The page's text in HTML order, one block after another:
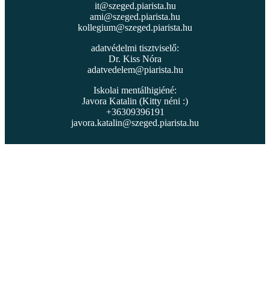
it@szeged.piarista.hu
ami@szeged.piarista.hu
kollegium@szeged.piarista.hu
adatvédelmi tisztviselő:
Dr. Kiss Nóra
adatvedelem@piarista.hu
Iskolai mentálhigiéné:
Javora Katalin (Kitty néni :)
+36309396191
javora.katalin@szeged.piarista.hu